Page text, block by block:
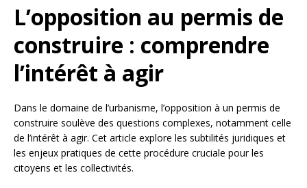
L’opposition au permis de
construire : comprendre
l’intérêt à agir
Dans le domaine de l’urbanisme, l’opposition à un permis de
construire soulève des questions complexes, notamment celle
de l’intérêt à agir. Cet article explore les subtilités juridiques et
les enjeux pratiques de cette procédure cruciale pour les
citoyens et les collectivités.